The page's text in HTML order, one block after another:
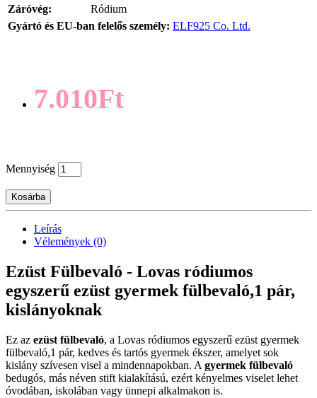
Záróvég:
Ródium
Gyártó és EU-ban felelős személy: ELF925 Co. Ltd.
7.010Ft
Mennyiség
Kosárba
Leírás
Vélemények (0)
Ezüst Fülbevaló - Lovas ródiumos
egyszerű ezüst gyermek fülbevaló,1 pár,
kislányoknak
Ez az ezüst fülbevaló, a Lovas ródiumos egyszerű ezüst gyermek
fülbevaló,1 pár, kedves és tartós gyermek ékszer, amelyet sok
kislány szívesen visel a mindennapokban. A gyermek fülbevaló
bedugós, más néven stift kialakítású, ezért kényelmes viselet lehet
óvodában, iskolában vagy ünnepi alkalmakon is.